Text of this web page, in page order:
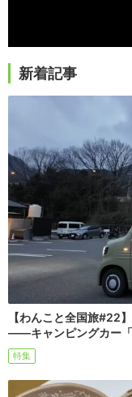
新着記事
【わんこと全国旅#22
――キャンピングカー「
特集